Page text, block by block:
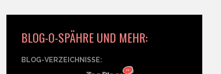
BLOG-O-SPÄHRE UND MEHR:
BLOG-VERZEICHNISSE: